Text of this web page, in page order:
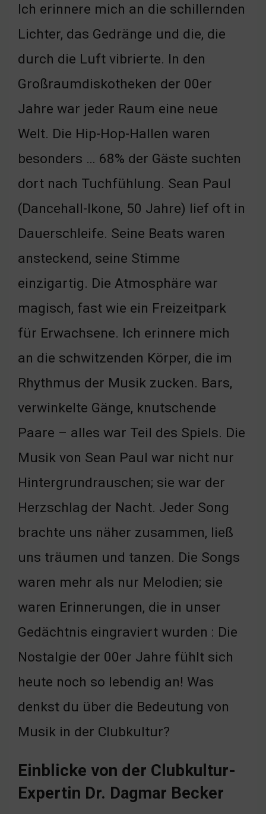
Ich erinnere mich an die schillernden
Lichter, das Gedränge und die, die
durch die Luft vibrierte. In den
Großraumdiskotheken der 00er
Jahre war jeder Raum eine neue
Welt. Die Hip-Hop-Hallen waren
besonders … 68% der Gäste suchten
dort nach Tuchfühlung. Sean Paul
(Dancehall-Ikone, 50 Jahre) lief oft in
Dauerschleife. Seine Beats waren
ansteckend, seine Stimme
einzigartig. Die Atmosphäre war
magisch, fast wie ein Freizeitpark
für Erwachsene. Ich erinnere mich
an die schwitzenden Körper, die im
Rhythmus der Musik zucken. Bars,
verwinkelte Gänge, knutschende
Paare – alles war Teil des Spiels. Die
Musik von Sean Paul war nicht nur
Hintergrundrauschen; sie war der
Herzschlag der Nacht. Jeder Song
brachte uns näher zusammen, ließ
uns träumen und tanzen. Die Songs
waren mehr als nur Melodien; sie
waren Erinnerungen, die in unser
Gedächtnis eingraviert wurden : Die
Nostalgie der 00er Jahre fühlt sich
heute noch so lebendig an! Was
denkst du über die Bedeutung von
Musik in der Clubkultur?
Einblicke von der Clubkultur-
Expertin Dr. Dagmar Becker